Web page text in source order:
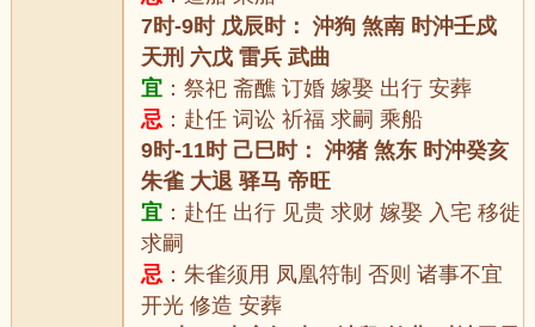
7时-9时 戊辰时： 沖狗 煞南 时沖壬戍
天刑 六戊 雷兵 武曲
宜 ：祭祀 斋醮 订婚 嫁娶 出行 安葬
忌 ：赴任 词讼 祈福 求嗣 乘船
9时-11时 己巳时： 沖猪 煞东 时沖癸亥
朱雀 大退 驿马 帝旺
宜 ：赴任 出行 见贵 求财 嫁娶 入宅 移徙
求嗣
忌 ：朱雀须用 凤凰符制 否则 诸事不宜
开光 修造 安葬